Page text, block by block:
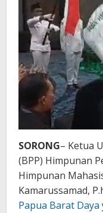
SORONG– Ketua
(BPP) Himpunan
Himpunan
Kamarussamad,
Papua Barat Daya